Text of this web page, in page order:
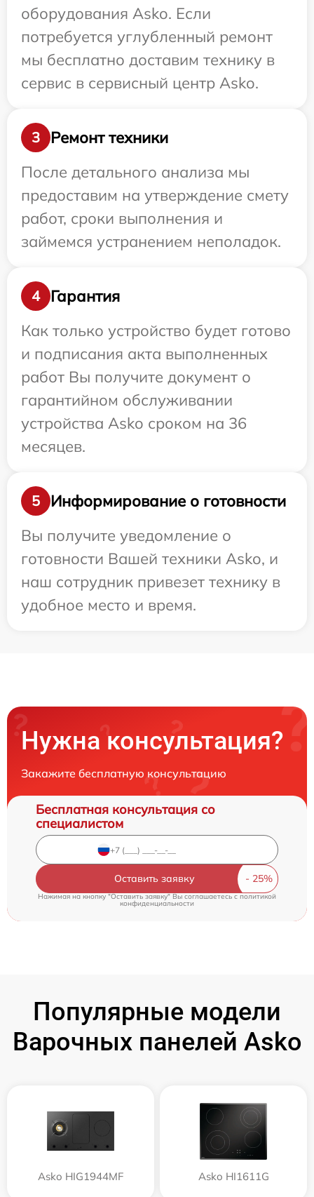
оборудования Asko. Если
потребуется углубленный ремонт
мы бесплатно доставим технику в
сервис в сервисный центр Asko.
3
Ремонт техники
После детального анализа мы
предоставим на утверждение смету
работ, сроки выполнения и
займемся устранением неполадок.
4
Гарантия
Как только устройство будет готово
и подписания акта выполненных
работ Вы получите документ о
гарантийном обслуживании
устройства Asko сроком на 36
месяцев.
5
Информирование о готовности
Вы получите уведомление о
готовности Вашей техники Asko, и
наш сотрудник привезет технику в
удобное место и время.
Нужна консультация?
Закажите бесплатную консультацию
Бесплатная консультация со
специалистом
Оставить заявку
Нажимая на кнопку "Оставить заявку" Вы соглашаетесь c политикой
конфиденциальности
Популярные модели
Варочных панелей Asko
Asko HIG1944MF Asko HI1611G